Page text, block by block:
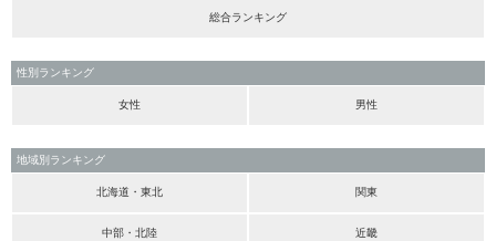
総合ランキング
性別ランキング
女性 男性
地域別ランキング
北海道・東北 関東
中部・北陸 近畿